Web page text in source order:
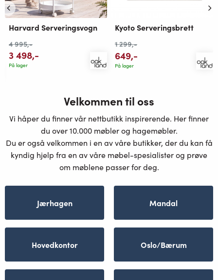
Harvard Serveringsvogn
4 995,-
3 498,-
På lager
Kyoto Serveringsbrett
1 299,-
649,-
På lager
Velkommen til oss
Vi håper du finner vår nettbutikk inspirerende. Her finner
du over 10.000 møbler og hagemøbler.
Du er også velkommen i en av våre butikker, der du kan få
kyndig hjelp fra en av våre møbel-spesialister og prøve
om møblene passer for deg.
Jærhagen Mandal
Hovedkontor Oslo/Bærum